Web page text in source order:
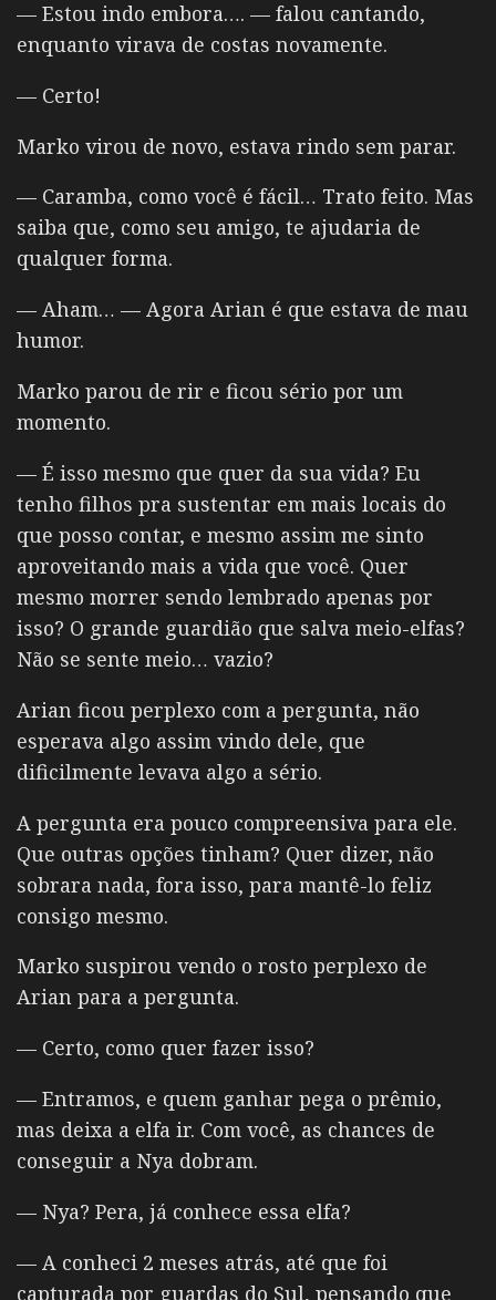
— Estou indo embora…. — falou cantando,
enquanto virava de costas novamente.
— Certo!
Marko virou de novo, estava rindo sem parar.
— Caramba, como você é fácil… Trato feito. Mas
saiba que, como seu amigo, te ajudaria de
qualquer forma.
— Aham… — Agora Arian é que estava de mau
humor.
Marko parou de rir e ficou sério por um
momento.
— É isso mesmo que quer da sua vida? Eu
tenho filhos pra sustentar em mais locais do
que posso contar, e mesmo assim me sinto
aproveitando mais a vida que você. Quer
mesmo morrer sendo lembrado apenas por
isso? O grande guardião que salva meio-elfas?
Não se sente meio… vazio?
Arian ficou perplexo com a pergunta, não
esperava algo assim vindo dele, que
dificilmente levava algo a sério.
A pergunta era pouco compreensiva para ele.
Que outras opções tinham? Quer dizer, não
sobrara nada, fora isso, para mantê-lo feliz
consigo mesmo.
Marko suspirou vendo o rosto perplexo de
Arian para a pergunta.
— Certo, como quer fazer isso?
— Entramos, e quem ganhar pega o prêmio,
mas deixa a elfa ir. Com você, as chances de
conseguir a Nya dobram.
— Nya? Pera, já conhece essa elfa?
— A conheci 2 meses atrás, até que foi
capturada por guardas do Sul, pensando que